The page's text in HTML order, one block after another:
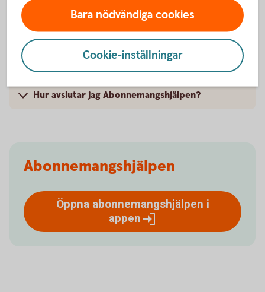
Vad är abonnemangshjälpen?
Vad kostar det att använda
Hur avslutar jag Abonnemangshjälpen?
Abonnemangshjälpen
Öppna abonnemangshjälpen i
appen
Bara nödvändiga cookies
Cookie-inställningar